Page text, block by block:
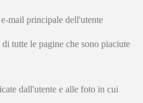
mail principale dell'utente
tutte le pagine che sono piaciute
dall'utente e alle foto in cui